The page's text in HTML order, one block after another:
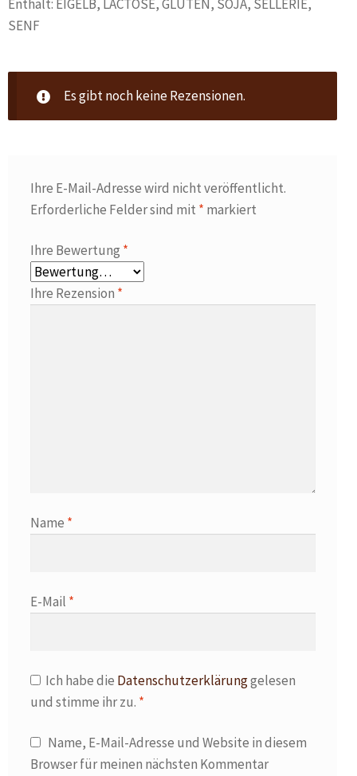
Enthält: EIGELB, LACTOSE, GLUTEN, SOJA, SELLERIE,
SENF
Es gibt noch keine Rezensionen.
Ihre E-Mail-Adresse wird nicht veröffentlicht.
Erforderliche Felder sind mit * markiert
Ihre Bewertung *
Ihre Rezension *
Name *
E-Mail *
Ich habe die Datenschutzerklärunggelesen
und stimme ihr zu. *
Name, E-Mail-Adresse und Website in diesem
Browser für meinen nächsten Kommentar